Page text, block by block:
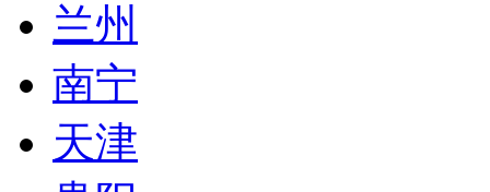
兰州
南宁
天津